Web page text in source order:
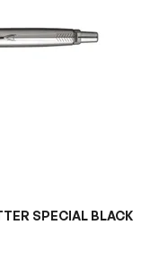
SPECIAL BLACK